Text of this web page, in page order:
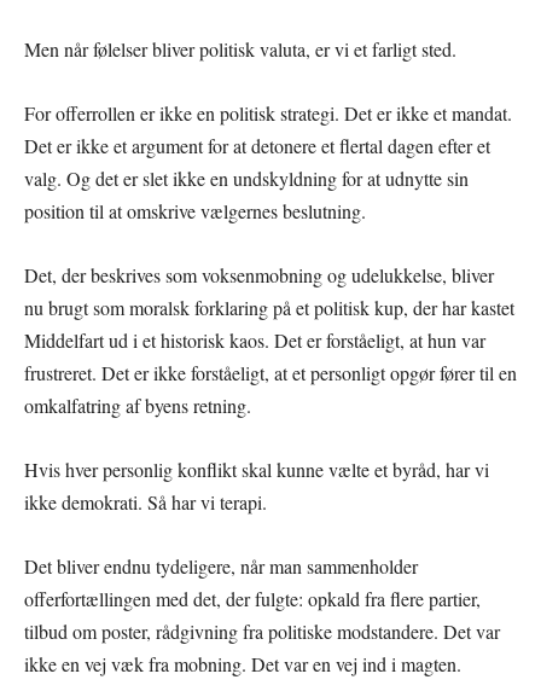
Men når følelser bliver politisk valuta, er vi et farligt sted.
For offerrollen er ikke en politisk strategi. Det er ikke et mandat.
Det er ikke et argument for at detonere et flertal dagen efter et
valg. Og det er slet ikke en undskyldning for at udnytte sin
position til at omskrive vælgernes beslutning.
Det, der beskrives som voksenmobning og udelukkelse, bliver
nu brugt som moralsk forklaring på et politisk kup, der har kastet
Middelfart ud i et historisk kaos. Det er forståeligt, at hun var
frustreret. Det er ikke forståeligt, at et personligt opgør fører til en
omkalfatring af byens retning.
Hvis hver personlig konflikt skal kunne vælte et byråd, har vi
ikke demokrati. Så har vi terapi.
Det bliver endnu tydeligere, når man sammenholder
offerfortællingen med det, der fulgte: opkald fra flere partier,
tilbud om poster, rådgivning fra politiske modstandere. Det var
ikke en vej væk fra mobning. Det var en vej ind i magten.